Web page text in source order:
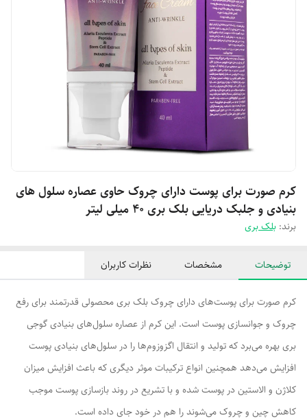
کرم صورت برای پوست دارای چروک حاوی عصاره سلول های
بنیادی و جلبک دریایی بلک بری ۴۰ میلی لیتر
برند: بلک بری
توضیحات مشخصات نظرات کاربران
کرم صورت برای پوست‌های دارای چروک بلک بری محصولی قدرتمند برای رفع
چروک و جوانسازی پوست است. این کرم از عصاره سلول‌های بنیادی گوجی
بری بهره می‌برد که تولید و انتقال اگزوزوم‌ها را در سلول‌های بنیادی پوست
افزایش می‌دهد همچنین انواع ترکیبات موثر دیگری که باعث افزایش میزان
کلاژن و الاستین در پوست شده و با تشریع در روند بازسازی پوست موجب
کاهش چین و چروک می‌شوند را هم در خود جای داده است.